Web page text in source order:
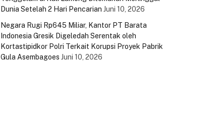
Dunia Setelah 2 Hari Pencarian Juni 10, 2026
Negara Rugi Rp645 Miliar, Kantor PT Barata
Indonesia Gresik Digeledah Serentak oleh
Kortastipidkor Polri Terkait Korupsi Proyek Pabrik
Gula Asembagoes Juni 10, 2026